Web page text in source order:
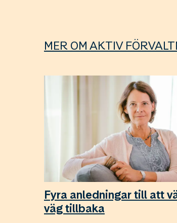
MER OM AKTIV
Fyra anledningar till att
väg tillbaka